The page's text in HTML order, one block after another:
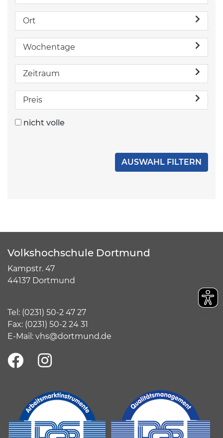
Ort
Wochentage
Zeitraum
Preis
nicht volle
Volkshochschule Dortmund
Kampstr. 47
44137 Dortmund
Tel: (0231) 50-2 47 27
Fax: (0231) 50-2 24 31
E-Mail: vhs@dortmund.de